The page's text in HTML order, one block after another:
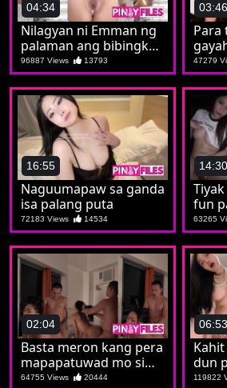
04:34
Nilagyan ni Emman ng
palaman ang bibingka
ni Marian
96887 Views 13793
03:46
Para
kung
47279
16:55
Naguumapaw sa ganda
isa palang puta
72183 Views 14534
14:30
fun
63265
02:04
Basta meron kang pera
mapapatuwad mo si
Samsara
64755 Views 20444
06:53
dun
119822